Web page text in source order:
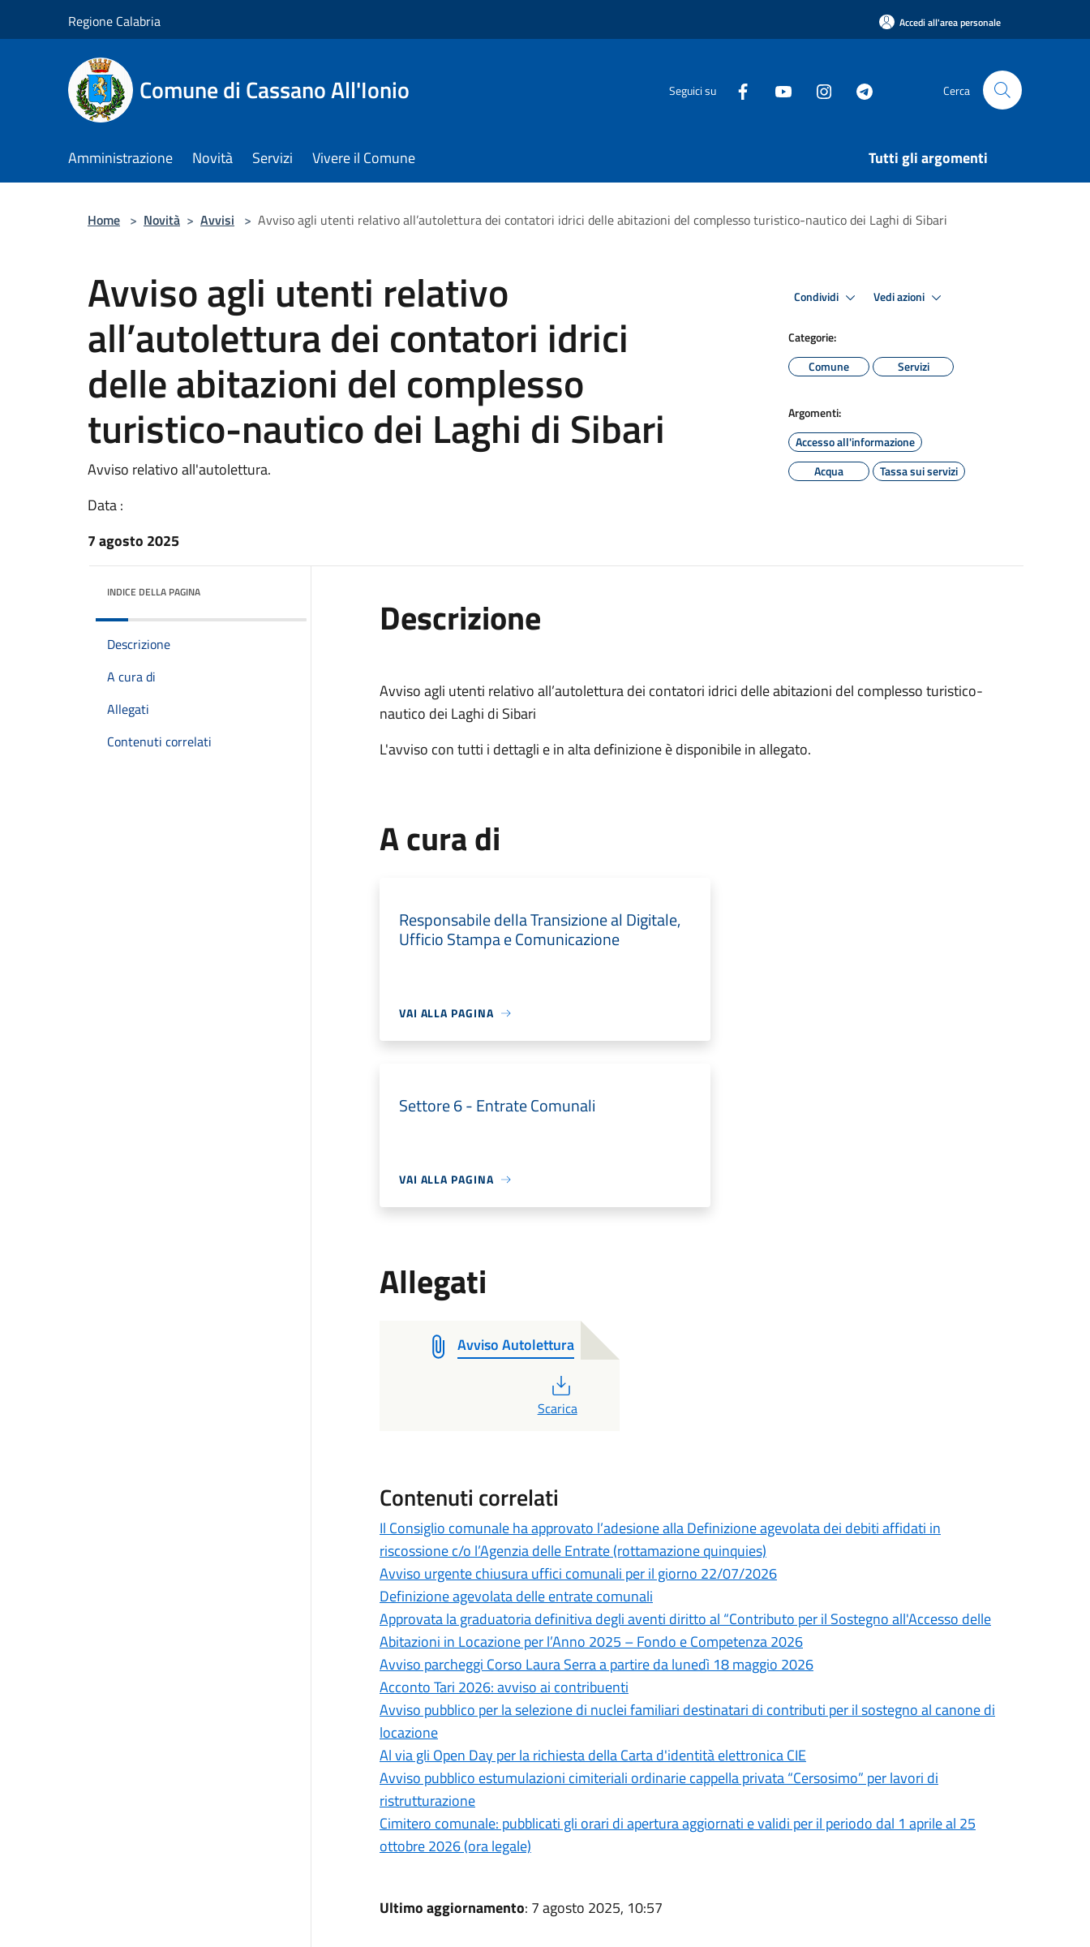
Regione Calabria Accedi all'area personale
Comune di Cassano All'Ionio Seguici su Cerca
Amministrazione Novità Servizi Vivere il Comune Tutti gli argomenti
Home > Novità > Avvisi > Avviso agli utenti relativo all’autolettura dei contatori idrici delle abitazioni del complesso turistico-nautico dei Laghi di Sibari
Avviso agli utenti relativo
all’autolettura dei contatori idrici
delle abitazioni del complesso
turistico-nautico dei Laghi di Sibari
Avviso relativo all'autolettura.
Data :
7 agosto 2025
Condividi Vedi azioni
Categorie:
Comune
Servizi
Argomenti:
Accesso all'informazione
Acqua
Tassa sui servizi
INDICE DELLA PAGINA
Descrizione
A cura di
Allegati
Contenuti correlati
Descrizione
Avviso agli utenti relativo all’autolettura dei contatori idrici delle abitazioni del complesso turistico-
nautico dei Laghi di Sibari
L'avviso con tutti i dettagli e in alta definizione è disponibile in allegato.
A cura di
Responsabile della Transizione al Digitale,
Ufficio Stampa e Comunicazione
VAI ALLA PAGINA
Settore 6 - Entrate Comunali
VAI ALLA PAGINA
Allegati
Avviso Autolettura
Scarica
Contenuti correlati
Il Consiglio comunale ha approvato l’adesione alla Definizione agevolata dei debiti affidati in
riscossione c/o l’Agenzia delle Entrate (rottamazione quinquies)
Avviso urgente chiusura uffici comunali per il giorno 22/07/2026
Definizione agevolata delle entrate comunali
Approvata la graduatoria definitiva degli aventi diritto al “Contributo per il Sostegno all'Accesso delle
Abitazioni in Locazione per l’Anno 2025 – Fondo e Competenza 2026
Avviso parcheggi Corso Laura Serra a partire da lunedì 18 maggio 2026
Acconto Tari 2026: avviso ai contribuenti
Avviso pubblico per la selezione di nuclei familiari destinatari di contributi per il sostegno al canone di
locazione
Al via gli Open Day per la richiesta della Carta d'identità elettronica CIE
Avviso pubblico estumulazioni cimiteriali ordinarie cappella privata “Cersosimo” per lavori di
ristrutturazione
Cimitero comunale: pubblicati gli orari di apertura aggiornati e validi per il periodo dal 1 aprile al 25
ottobre 2026 (ora legale)
Ultimo aggiornamento: 7 agosto 2025, 10:57